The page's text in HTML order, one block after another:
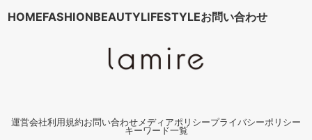
HOMEFASHIONBEAUTYLIFESTYLEお問い合わせ
運営会社利用規約お問い合わせメディアポリシープライバシーポリシー
キーワード一覧